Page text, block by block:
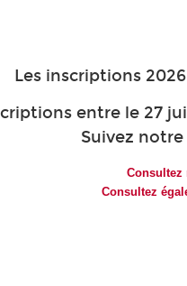
Les inscriptions
entre le 27
Suivez
Consultez
Consultez